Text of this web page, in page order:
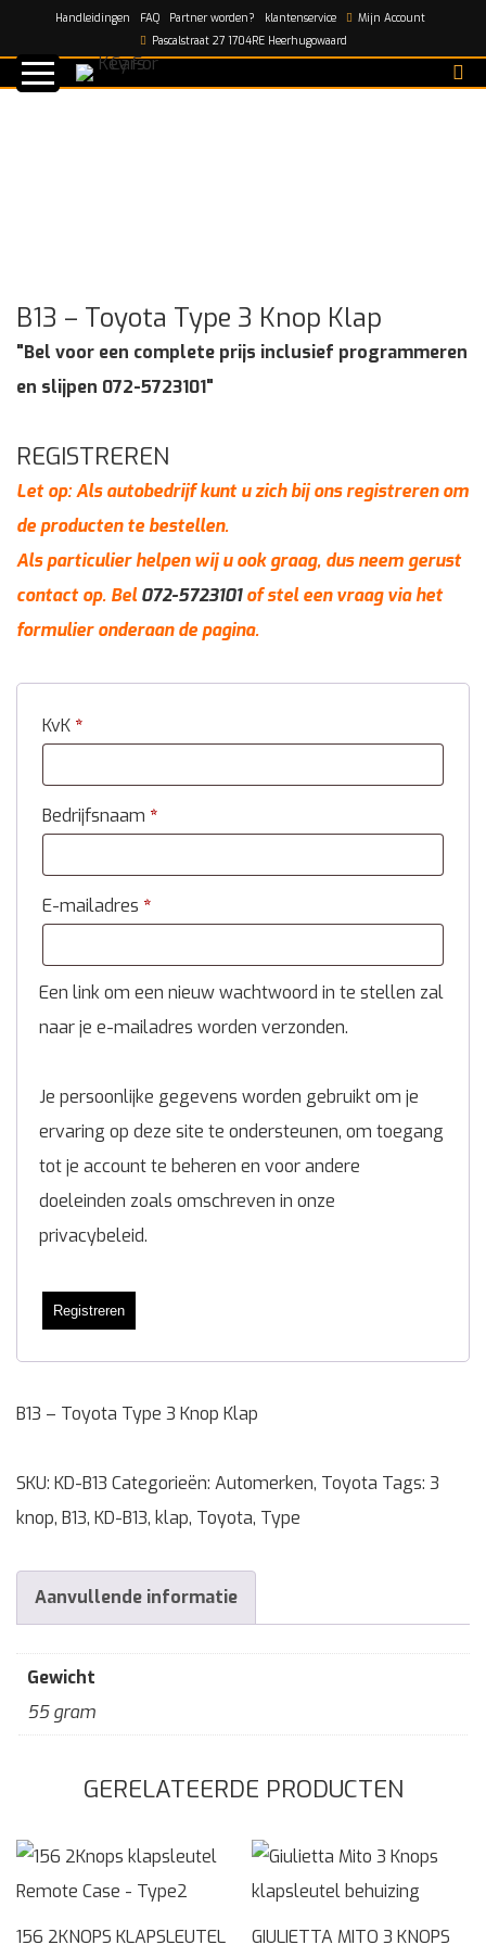
Handleidingen FAQ Partner worden? klantenservice
Mijn Account
Pascalstraat 27 1704RE Heerhugowaard
Home/shop/ B13 – Toyota Type 3 Knop Klap
B13 – Toyota Type 3 Knop Klap
"Bel voor een complete prijs inclusief programmeren
en slijpen 072-5723101"
REGISTREREN
Let op: Als autobedrijf kunt u zich bij ons registreren om
de producten te bestellen.
Als particulier helpen wij u ook graag, dus neem gerust
contact op. Bel072-5723101of stel een vraag via het
formulier onderaan de pagina.
KvK *
Bedrijfsnaam *
E-mailadres *
Een link om een nieuw wachtwoord in te stellen zal
naar je e-mailadres worden verzonden.
Je persoonlijke gegevens worden gebruikt om je
ervaring op deze site te ondersteunen, om toegang
tot je account te beheren en voor andere
doeleinden zoals omschreven in onze
privacybeleid.
Registreren
B13 – Toyota Type 3 Knop Klap
SKU: KD-B13 Categorieën: Automerken, Toyota Tags: 3
knop, B13, KD-B13, klap, Toyota, Type
Aanvullende informatie
Gewicht
55 gram
GERELATEERDE PRODUCTEN
156 2KNOPS KLAPSLEUTEL GIULIETTA MITO 3 KNOPS